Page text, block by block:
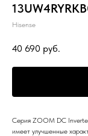
Hisense
40 690 руб.
Серия ZOOM DC
имеет улучшенные